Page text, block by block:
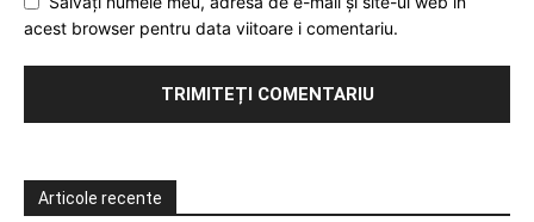
acest browser pentru data viitoare i comentariu.
Articole recente